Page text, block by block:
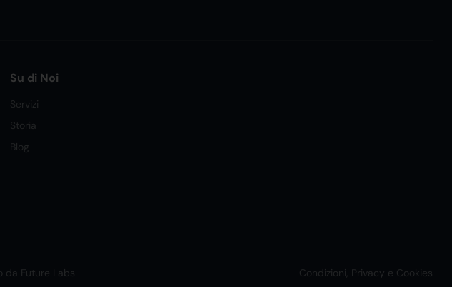
Su di Noi
Servizi
Storia
Blog
da Future Labs Condizioni, Privacy e Cookies